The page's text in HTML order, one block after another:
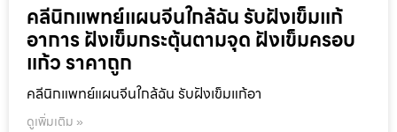
คลีนิกแพทย์แผนจีนใกล้ฉัน รับฝังเข็มแก้
อาการ ฝังเข็มกระตุ้นตามจุด ฝังเข็มครอบ
แก้ว ราคาถูก
คลีนิกแพทย์แผนจีนใกล้ฉัน รับฝังเข็มแก้อา
ดูเพิ่มเติม »